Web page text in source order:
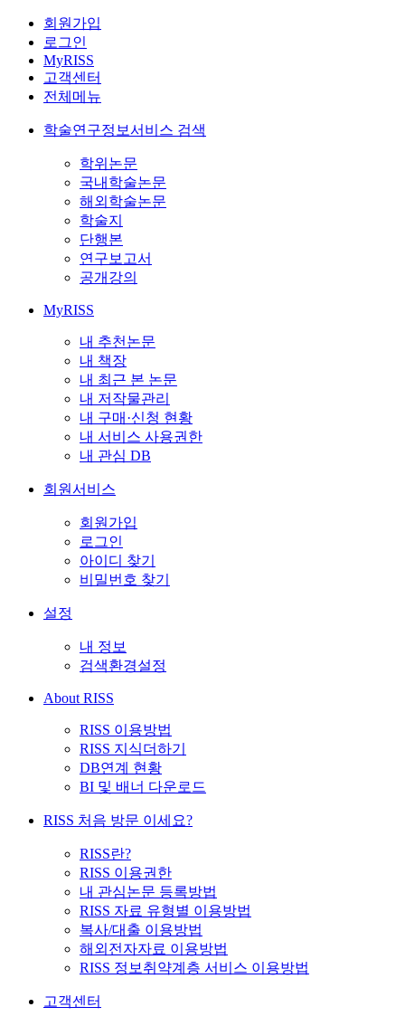
회원가입
로그인
MyRISS
고객센터
전체메뉴
학술연구정보서비스 검색
학위논문
국내학술논문
해외학술논문
학술지
단행본
연구보고서
공개강의
MyRISS
내 추천논문
내 책장
내 최근 본 논문
내 저작물관리
내 구매·신청 현황
내 서비스 사용권한
내 관심 DB
회원서비스
회원가입
로그인
아이디 찾기
비밀번호 찾기
설정
내 정보
검색환경설정
About RISS
RISS 이용방법
RISS 지식더하기
DB연계 현황
BI 및 배너 다운로드
RISS 처음 방문 이세요?
RISS란?
RISS 이용권한
내 관심논문 등록방법
RISS 자료 유형별 이용방법
복사/대출 이용방법
해외전자자료 이용방법
RISS 정보취약계층 서비스 이용방법
고객센터